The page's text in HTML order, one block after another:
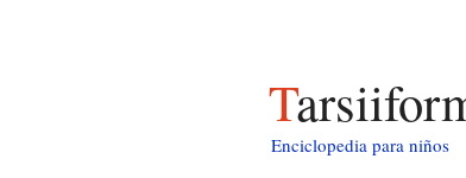
Enciclopedia para niños